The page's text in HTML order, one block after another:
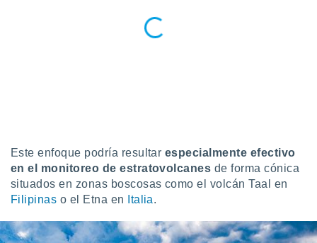
1199
Este enfoque podría resultar especialmente efectivo
en el monitoreo de estratovolcanes de forma cónica
situados en zonas boscosas como el volcán Taal en
Filipinas o el Etna en Italia.